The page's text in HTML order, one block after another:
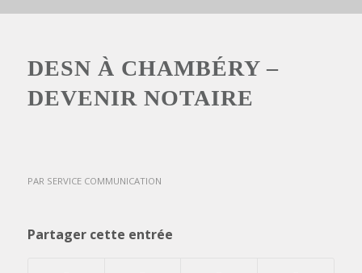
DESN À CHAMBÉRY –
DEVENIR NOTAIRE
PAR SERVICE COMMUNICATION
Partager cette entrée